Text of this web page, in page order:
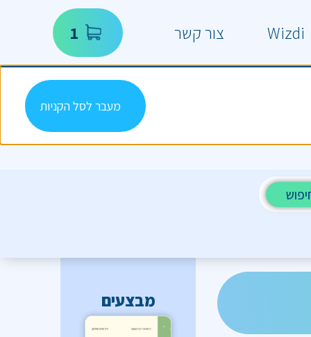
Wizdi צור קשר 1
מעבר לסל הקניות
מבצעים